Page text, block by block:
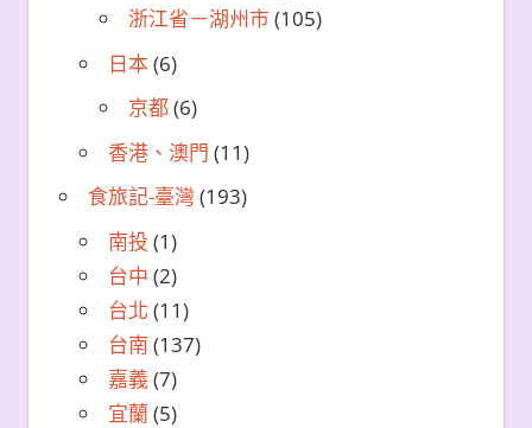
浙江省－湖州市(105)
日本(6)
京都(6)
香港、澳門 (11)
食旅記-臺灣 (193)
南投 (1)
台中 (2)
台北 (11)
台南 (137)
嘉義(7)
宜蘭 (5)